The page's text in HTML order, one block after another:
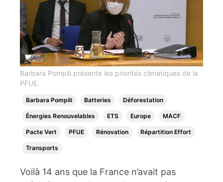
Barbara Pompili présente les priorités climatiques de la
PFUE.
Barbara Pompili Batteries Déforestation
Énergies Renouvelables ETS Europe MACF
Pacte Vert PFUE Rénovation Répartition Effort
Transports
Voilà 14 ans que la France n’avait pas